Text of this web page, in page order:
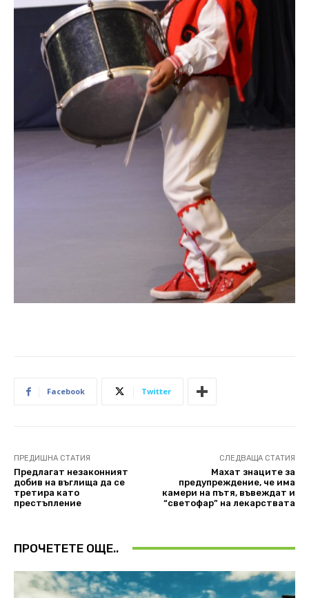
Facebook Twitter
ПРЕДИШНА СТАТИЯ
Предлагат незаконният
добив на въглища да се
третира като
престъпление
СЛЕДВАЩА СТАТИЯ
Махат знаците за
предупреждение, че има
камери на пътя, въвеждат и
“светофар” на лекарствата
ПРОЧЕТЕТЕ ОЩЕ..